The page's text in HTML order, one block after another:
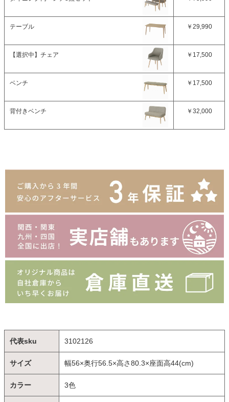
テーブル ￥29,990
【選択中】 チェア ￥17,500
ベンチ ￥17,500
背付きベンチ ￥32,000
代表sku 3102126
サイズ 幅56×奥行56.5×高さ80.3×座面高44(cm)
カラー 3色